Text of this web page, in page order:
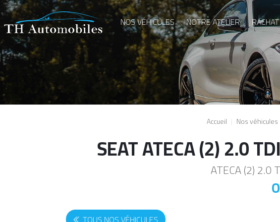
Aller au contenu principal
NOS VÉHICULES NOTRE ATELIER
Accueil Nos véhicules
SEAT ATECA (2) 2.0
ATECA (2) 2.0